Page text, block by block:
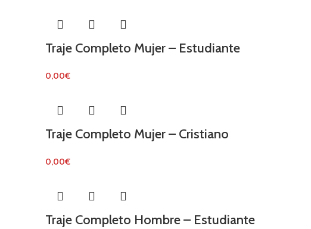
Traje Completo Mujer – Estudiante
0,00€
Traje Completo Mujer – Cristiano
0,00€
Traje Completo Hombre – Estudiante